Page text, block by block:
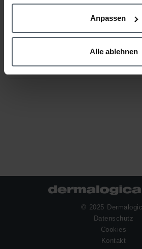
Anpassen
Alle ablehnen
© 2025
Datenschutz
Cookies
Kontakt